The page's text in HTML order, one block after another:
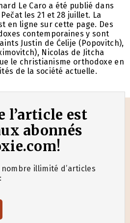
Le Caro a été publié dans
les 21 et 28 juillet. La
en ligne sur cette page. Des
contemporaines y sont
Justin de Ćelije (Popovitch),
Nicolas de Jitcha
le christianisme orthodoxe en
de la société actuelle.
l’article est
abonnés
illimité d’articles